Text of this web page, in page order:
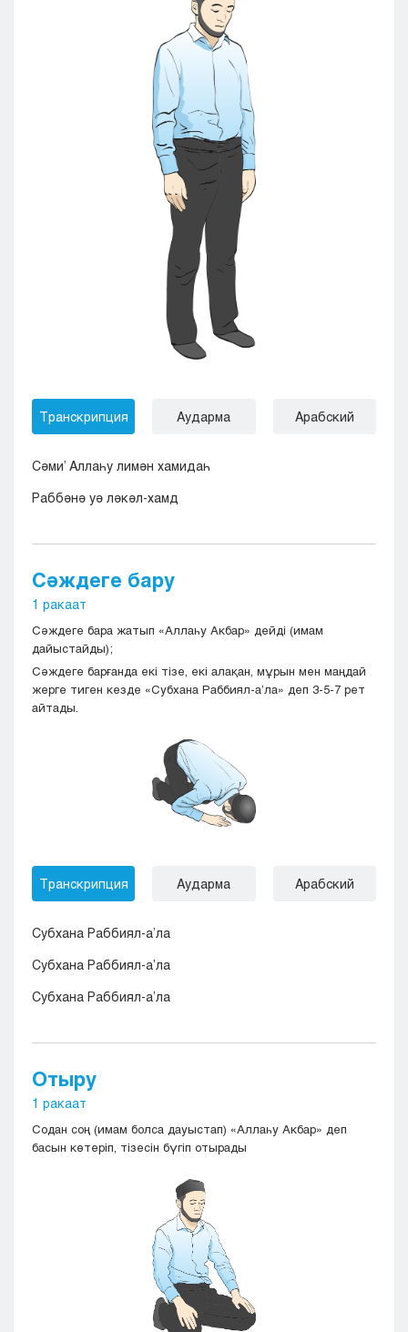
Транскрипция Аударма Арабский
Сәми’ Аллаһу лимән хамидаһ
Раббәнә уә ләкәл-хамд
Сәждеге бару
1 ракаат
Сәждеге бара жатып «Аллаһу Акбар» дейді (имам
дайыстайды);
Сәждеге барғанда екі тізе, екі алақан, мұрын мен маңдай
жерге тиген кезде «Субхана Раббиял-а’ла» деп 3-5-7 рет
айтады.
Транскрипция Аударма Арабский
Субхана Раббиял-а’ла
Субхана Раббиял-а’ла
Субхана Раббиял-а’ла
Отыру
1 ракаат
Содан соң (имам болса дауыстап) «Аллаһу Акбар» деп
басын көтеріп, тізесін бүгіп отырады